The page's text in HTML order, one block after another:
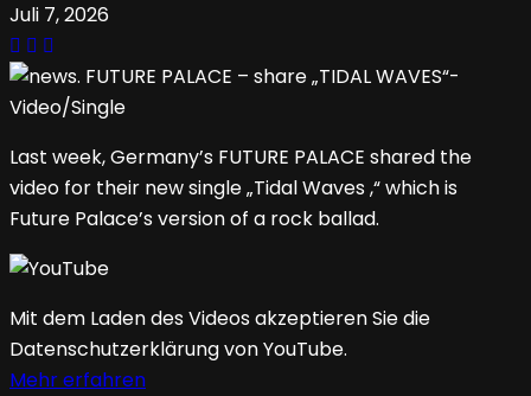
Juli 7, 2026
Last week, Germany’s FUTURE PALACE shared the
video for their new single „Tidal Waves ,“ which is
Future Palace’s version of a rock ballad.
Mit dem Laden des Videos akzeptieren Sie die
Datenschutzerklärung von YouTube.
Mehr erfahren